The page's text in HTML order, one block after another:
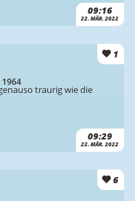
09:16
22. MÄR. 2022
1
09:29
22. MÄR. 2022
traurig wie die
6